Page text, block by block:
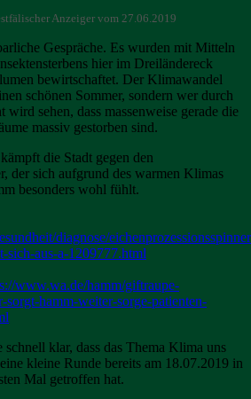
Anzeiger vom 27.06.2019
Gespräche. Es wurden mit Mitteln
hier im Dreiländereck
bewirtschaftet. Der Klimawandel
schönen Sommer, sondern wer durch
wird sehen, dass massenweise gerade die
massiv gestorben sind.
die Stadt gegen den
der sich aufgrund des warmen Klimas
besonders wohl fühlt.
diagnose/
sich-aus-a-1209777.html
www.wa.de/hamm/giftraupe-
sorgt-hamm-weiter-sorge-patienten-
klar, dass das Thema Klima uns
kleine Runde bereits am 18.07.2019 in
Mal getroffen hat.